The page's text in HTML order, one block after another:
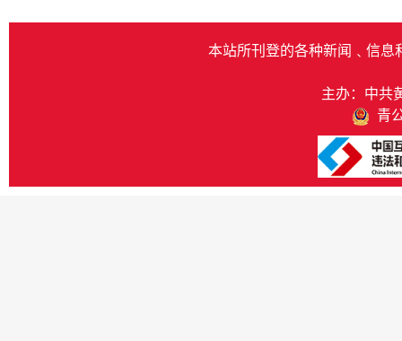
本站所刊登的各种新闻﹑信息
主办：中共
青